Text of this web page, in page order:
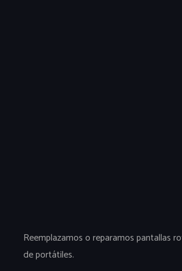
Reemplazamos o reparamos pantallas
de portátiles.